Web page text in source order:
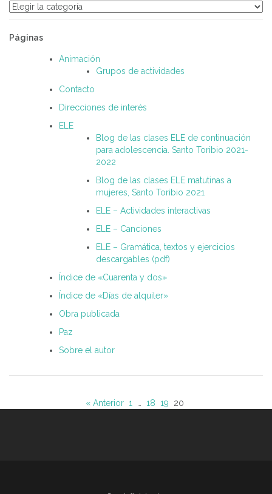
Categorías
Páginas
Animación
Grupos de actividades
Contacto
Direcciones de interés
ELE
Blog de las clases ELE de continuación
para adolescencia. Santo Toribio 2021-
2022
Blog de las clases ELE matutinas a
mujeres, Santo Toribio 2021
ELE – Actividades interactivas
ELE – Canciones
ELE – Gramática, textos y ejercicios
descargables (pdf)
Índice de «Cuarenta y dos»
Índice de «Días de alquiler»
Obra publicada
Paz
Sobre el autor
« Anterior 1 18 19 20